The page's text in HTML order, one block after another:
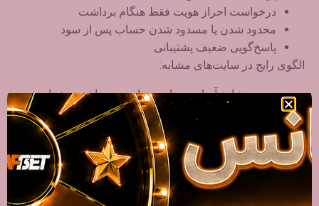
درخواست احراز هویت فقط هنگام برداشت
محدود شدن یا مسدود شدن حساب پس از سود
پاسخ‌گویی ضعیف پشتیبانی
الگوی رایج در سایت‌های مشابه:
شارژ آسان → بازی روان → برداشت دشوار
پشتیبانی مشتری در MarkBet
پشتیبانی، شاخص مهمی برای سنجش اعتبار عملی سایت است.
نقاط ضعف رایج: